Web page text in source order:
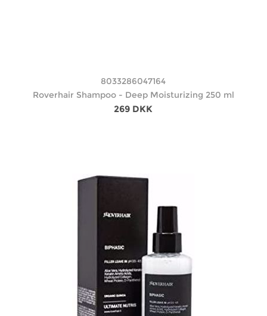
8033286047164
Roverhair Shampoo - Deep Moisturizing 250 ml
269 DKK